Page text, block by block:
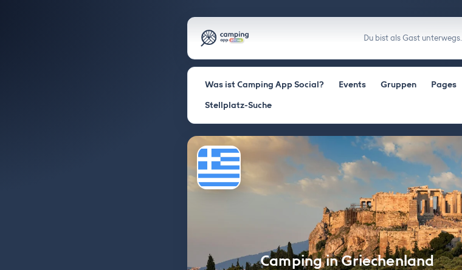
Du bist als Gast unterwegs.
Was ist Camping App Social? Events Gruppen Pages
Stellplatz-Suche
Camping in Griechenland